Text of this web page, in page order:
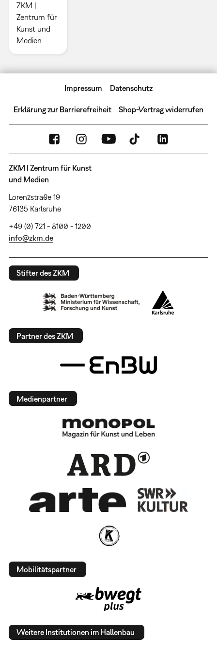
ZKM |
Zentrum für
Kunst und
Medien
Impressum Datenschutz
Erklärung zur Barrierefreiheit Shop-Vertrag widerrufen
ZKM | Zentrum für Kunst
und Medien
Lorenzstraße 19
76135 Karlsruhe
+49 (0) 721 - 8100 - 1200
info@zkm.de
Stifter des ZKM
Partner des ZKM
Medienpartner
Mobilitätspartner
Weitere Institutionen im Hallenbau